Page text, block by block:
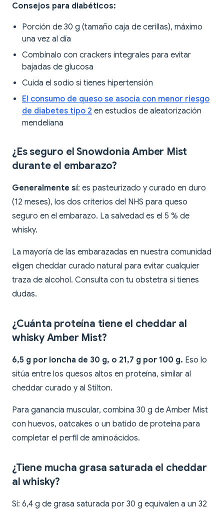
Consejos para diabéticos:
Porción de 30 g (tamaño caja de cerillas), máximo
una vez al día
Combínalo con crackers integrales para evitar
bajadas de glucosa
Cuida el sodio si tienes hipertensión
El consumo de queso se asocia con menor riesgo
de diabetes tipo 2 en estudios de aleatorización
mendeliana
¿Es seguro el Snowdonia Amber Mist
durante el embarazo?
Generalmente sí: es pasteurizado y curado en duro
(12 meses), los dos criterios del NHS para queso
seguro en el embarazo. La salvedad es el 5 % de
whisky.
La mayoría de las embarazadas en nuestra comunidad
eligen cheddar curado natural para evitar cualquier
traza de alcohol. Consulta con tu obstetra si tienes
dudas.
¿Cuánta proteína tiene el cheddar al
whisky Amber Mist?
6,5 g por loncha de 30 g, o 21,7 g por 100 g. Eso lo
sitúa entre los quesos altos en proteína, similar al
cheddar curado y al Stilton.
Para ganancia muscular, combina 30 g de Amber Mist
con huevos, oatcakes o un batido de proteína para
completar el perfil de aminoácidos.
¿Tiene mucha grasa saturada el cheddar
al whisky?
Sí: 6,4 g de grasa saturada por 30 g equivalen a un 32